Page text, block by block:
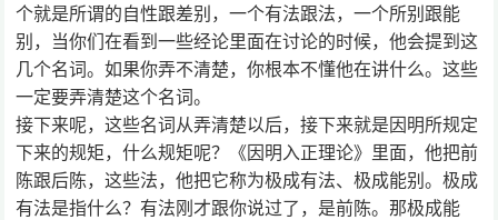
个就是所谓的自性跟差别，一个有法跟法，一个所别跟能
别，当你们在看到一些经论里面在讨论的时候，他会提到这
几个名词。如果你弄不清楚，你根本不懂他在讲什么。这些
一定要弄清楚这个名词。
接下来呢，这些名词从弄清楚以后，接下来就是因明所规定
下来的规矩，什么规矩呢？《因明入正理论》里面，他把前
陈跟后陈，这些法，他把它称为极成有法、极成能别。极成
有法是指什么？有法刚才跟你说过了，是前陈。那极成能